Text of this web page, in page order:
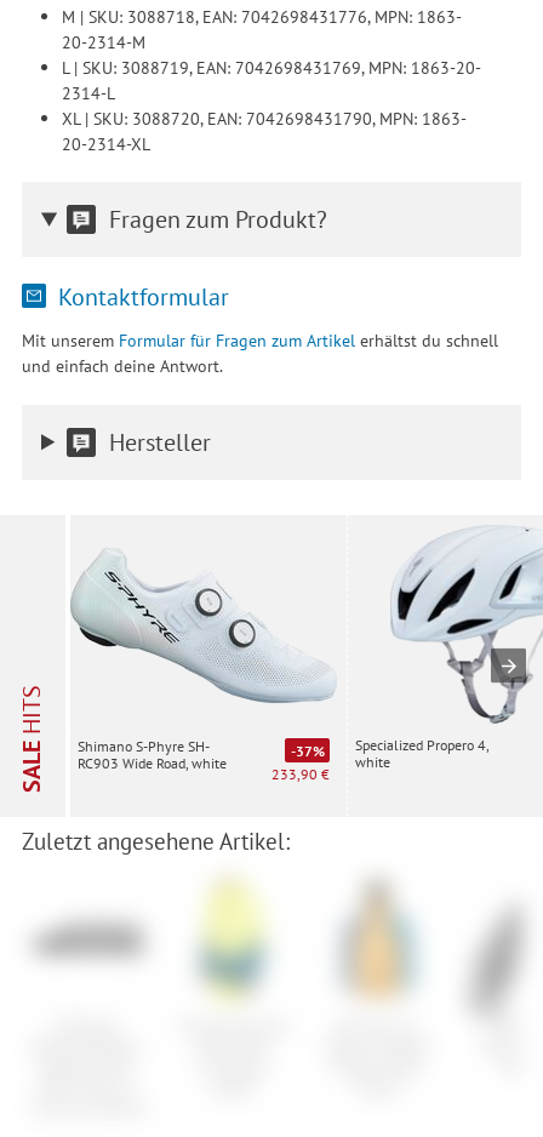
M | SKU: 3088718, EAN: 7042698431776, MPN: 1863-
20-2314-M
L | SKU: 3088719, EAN: 7042698431769, MPN: 1863-20-
2314-L
XL | SKU: 3088720, EAN: 7042698431790, MPN: 1863-
20-2314-XL
Fragen zum Produkt?
Kontaktformular
Mit unserem Formular für Fragen zum Artikelerhältst du schnell
und einfach deine Antwort.
Hersteller
SALE
HITS
Shimano S-Phyre SH-
RC903 Wide Road, white
-37%
233,90 €
Specialized Propero 4,
white
Zuletzt angesehene Artikel: